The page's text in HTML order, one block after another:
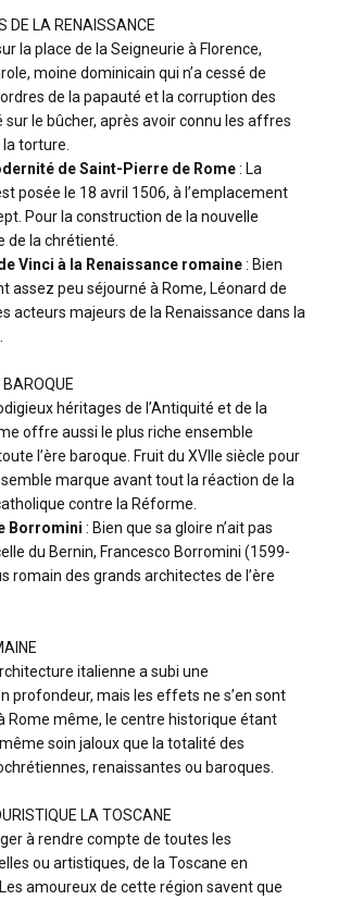
DE LA RENAISSANCE
la place de la Seigneurie à Florence,
moine dominicain qui n’a cessé de
de la papauté et la corruption des
sur le bûcher, après avoir connu les affres
torture.
de Saint-Pierre de Rome: La
posée le 18 avril 1506, à l’emplacement
Pour la construction de la nouvelle
de la chrétienté.
Vinci à la Renaissance romaine: Bien
assez peu séjourné à Rome, Léonard de
acteurs majeurs de la Renaissance dans la
BAROQUE
héritages de l’Antiquité et de la
offre aussi le plus riche ensemble
l’ère baroque. Fruit du XVIIe siècle pour
marque avant tout la réaction de la
contre la Réforme.
Borromini : Bien que sa gloire n’ait pas
du Bernin, Francesco Borromini (1599-
romain des grands architectes de l’ère
italienne a subi une
profondeur, mais les effets ne s’en sont
Rome même, le centre historique étant
soin jaloux que la totalité des
renaissantes ou baroques.
LA TOSCANE
à rendre compte de toutes les
ou artistiques, de la Toscane en
amoureux de cette région savent que